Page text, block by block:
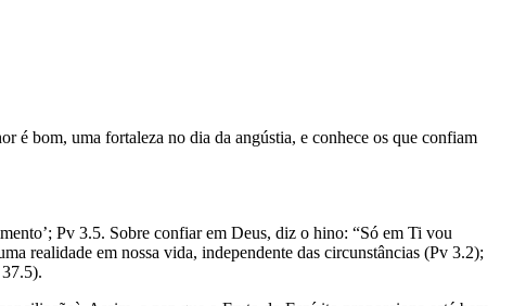
é bom, uma fortaleza no dia da angústia, e conhece os que confiam
Pv 3.5. Sobre confiar em Deus, diz o hino: “Só em Ti vou
realidade em nossa vida, independente das circunstâncias (Pv 3.2);